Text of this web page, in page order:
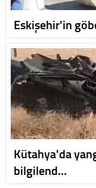
Eskişehir'in
Kütahya'da
bilgilend…